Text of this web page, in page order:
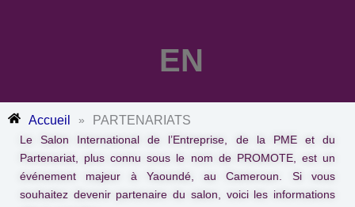
EN
Accueil » PARTENARIATS
Le Salon International de l’Entreprise, de la PME et du
Partenariat, plus connu sous le nom de PROMOTE, est un
événement majeur à Yaoundé, au Cameroun. Si vous
souhaitez devenir partenaire du salon, voici les informations